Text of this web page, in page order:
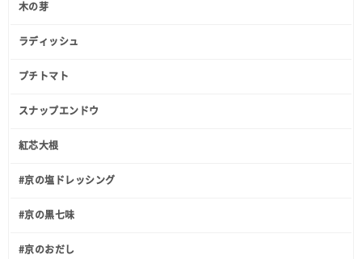
木の芽
ラディッシュ
プチトマト
スナップエンドウ
紅芯大根
#京の塩ドレッシング
#京の黒七味
#京のおだし